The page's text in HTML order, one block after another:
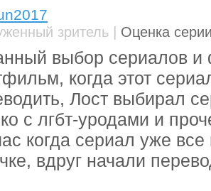
зритель | Оценка
выбор сериалов и
когда этот
Лост выбирал
с лгбт-уродами и
когда сериал уже
вдруг начали